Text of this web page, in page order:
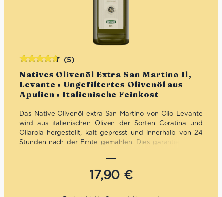
Natives Olivenöl Extra San Martino 1l,
Levante • Ungefiltertes Olivenöl aus
Apulien • Italienische Feinkost
(5)
Das Native Olivenöl extra San Martino von Olio Levante
wird aus italienischen Oliven der Sorten Coratina und
Oliarola hergestellt, kalt gepresst und innerhalb von 24
Stunden nach der Ernte gemahlen. Dies garantiert, dass
Geschmack des 100& italienischen Olivenöls bewhart
wird. Ideal auch für den rohen Verzehr.
Mengenrabatt: erhalte beim Kauf von 3 nativen
17,90 €
Bewertet
mit4.60
von 5